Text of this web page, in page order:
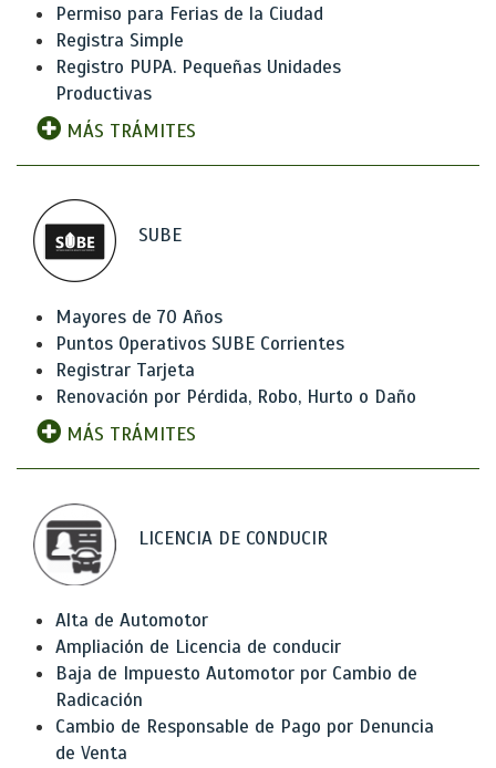
Permiso para Ferias de la Ciudad
Registra Simple
Registro PUPA. Pequeñas Unidades
Productivas
MÁS TRÁMITES
SUBE
Mayores de 70 Años
Puntos Operativos SUBE Corrientes
Registrar Tarjeta
Renovación por Pérdida, Robo, Hurto o Daño
MÁS TRÁMITES
LICENCIA DE CONDUCIR
Alta de Automotor
Ampliación de Licencia de conducir
Baja de Impuesto Automotor por Cambio de
Radicación
Cambio de Responsable de Pago por Denuncia
de Venta